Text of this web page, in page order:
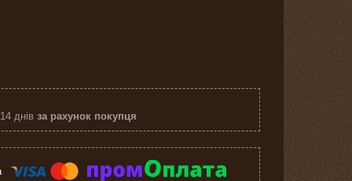
днів за рахунок покупця